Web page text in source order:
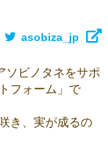
asobiza_jp
ソビノタネをサポ
フォーム」で
き、実が成るの